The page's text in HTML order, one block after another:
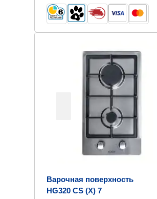
Варочная поверхность
HG320 CS (X) 7